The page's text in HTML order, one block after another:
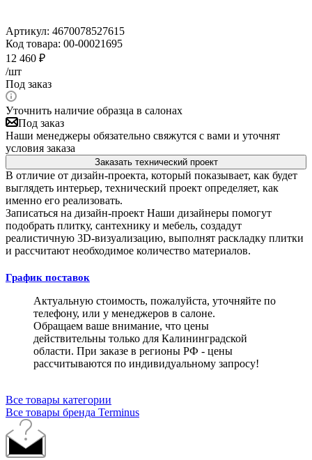
Артикул: 4670078527615
Код товара: 00-00021695
12 460 ₽
/шт
Под заказ
Уточнить наличие образца в салонах
Под заказ
Наши менеджеры обязательно свяжутся с вами и уточнят
условия заказа
Заказать технический проект
В отличие от дизайн-проекта, который показывает, как будет
выглядеть интерьер, технический проект определяет, как
именно его реализовать.
Записаться на дизайн-проект Наши дизайнеры помогут
подобрать плитку, сантехнику и мебель, создадут
реалистичную 3D-визуализацию, выполнят раскладку плитки
и рассчитают необходимое количество материалов.
График поставок
Актуальную стоимость, пожалуйста, уточняйте по
телефону, или у менеджеров в салоне.
Обращаем ваше внимание, что цены
действительны только для Калининградской
области. При заказе в регионы РФ - цены
рассчитываются по индивидуальному запросу!
Все товары категории
Все товары бренда Terminus